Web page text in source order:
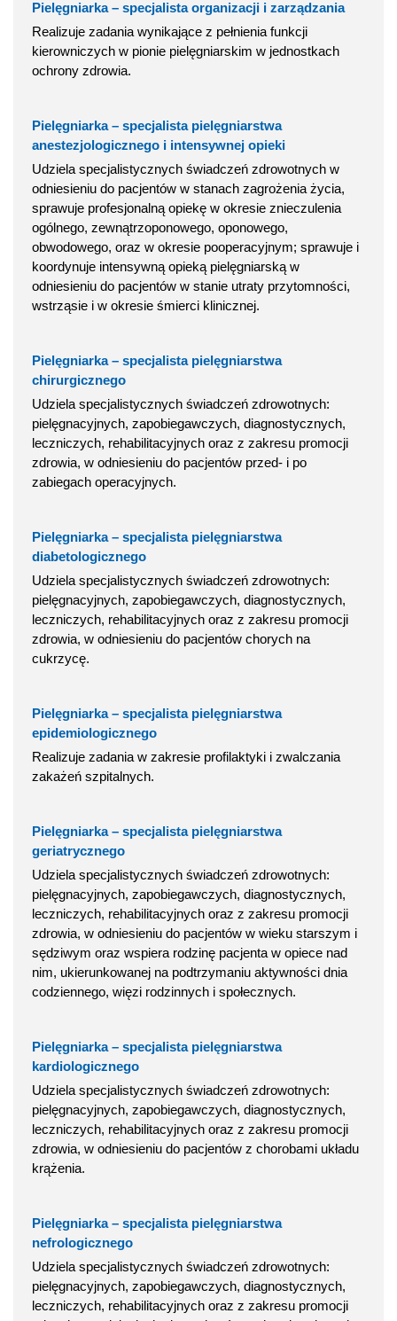
Pielęgniarka – specjalista organizacji i zarządzania
Realizuje zadania wynikające z pełnienia funkcji
kierowniczych w pionie pielęgniarskim w jednostkach
ochrony zdrowia.
Pielęgniarka – specjalista pielęgniarstwa
anestezjologicznego i intensywnej opieki
Udziela specjalistycznych świadczeń zdrowotnych w
odniesieniu do pacjentów w stanach zagrożenia życia,
sprawuje profesjonalną opiekę w okresie znieczulenia
ogólnego, zewnątrzoponowego, oponowego,
obwodowego, oraz w okresie pooperacyjnym; sprawuje i
koordynuje intensywną opieką pielęgniarską w
odniesieniu do pacjentów w stanie utraty przytomności,
wstrząsie i w okresie śmierci klinicznej.
Pielęgniarka – specjalista pielęgniarstwa
chirurgicznego
Udziela specjalistycznych świadczeń zdrowotnych:
pielęgnacyjnych, zapobiegawczych, diagnostycznych,
leczniczych, rehabilitacyjnych oraz z zakresu promocji
zdrowia, w odniesieniu do pacjentów przed- i po
zabiegach operacyjnych.
Pielęgniarka – specjalista pielęgniarstwa
diabetologicznego
Udziela specjalistycznych świadczeń zdrowotnych:
pielęgnacyjnych, zapobiegawczych, diagnostycznych,
leczniczych, rehabilitacyjnych oraz z zakresu promocji
zdrowia, w odniesieniu do pacjentów chorych na
cukrzycę.
Pielęgniarka – specjalista pielęgniarstwa
epidemiologicznego
Realizuje zadania w zakresie profilaktyki i zwalczania
zakażeń szpitalnych.
Pielęgniarka – specjalista pielęgniarstwa
geriatrycznego
Udziela specjalistycznych świadczeń zdrowotnych:
pielęgnacyjnych, zapobiegawczych, diagnostycznych,
leczniczych, rehabilitacyjnych oraz z zakresu promocji
zdrowia, w odniesieniu do pacjentów w wieku starszym i
sędziwym oraz wspiera rodzinę pacjenta w opiece nad
nim, ukierunkowanej na podtrzymaniu aktywności dnia
codziennego, więzi rodzinnych i społecznych.
Pielęgniarka – specjalista pielęgniarstwa
kardiologicznego
Udziela specjalistycznych świadczeń zdrowotnych:
pielęgnacyjnych, zapobiegawczych, diagnostycznych,
leczniczych, rehabilitacyjnych oraz z zakresu promocji
zdrowia, w odniesieniu do pacjentów z chorobami układu
krążenia.
Pielęgniarka – specjalista pielęgniarstwa
nefrologicznego
Udziela specjalistycznych świadczeń zdrowotnych:
pielęgnacyjnych, zapobiegawczych, diagnostycznych,
leczniczych, rehabilitacyjnych oraz z zakresu promocji